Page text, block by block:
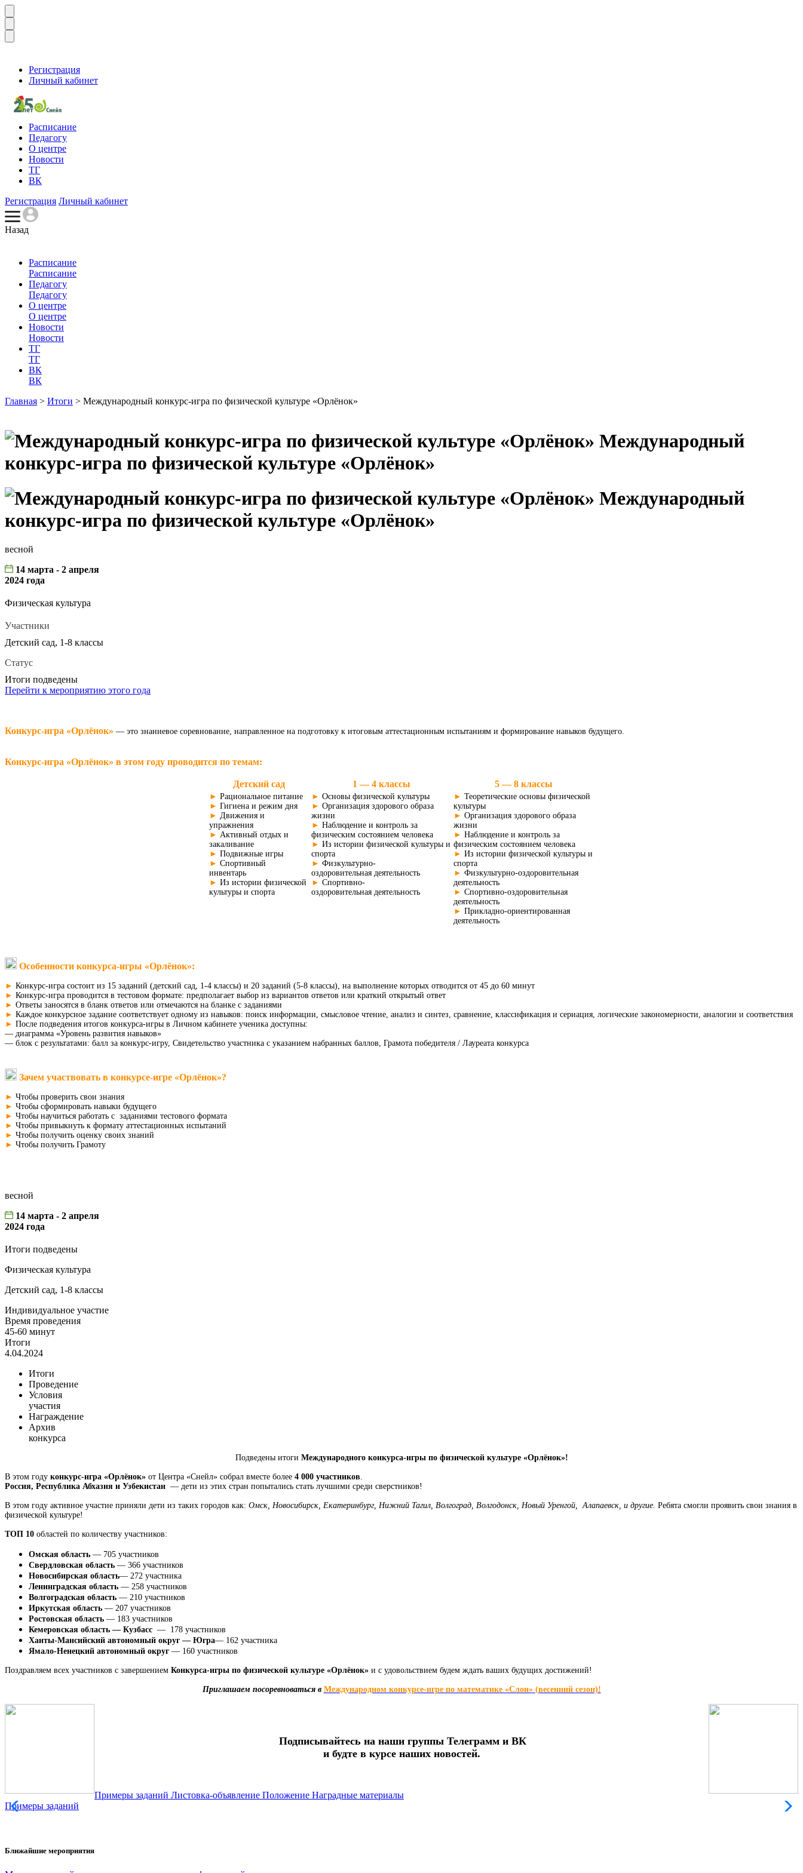
Регистрация
Личный кабинет
Расписание
Педагогу
О центре
Новости
ТГ
ВК
Регистрация Личный кабинет
Назад
Расписание
Расписание
Педагогу
Педагогу
О центре
О центре
Новости
Новости
ТГ
ТГ
ВК
ВК
Главная > Итоги > Международный конкурс-игра по физической культуре «Орлёнок»
Международный
конкурс-игра по физической культуре «Орлёнок»
Международный
конкурс-игра по физической культуре «Орлёнок»
весной
14 марта - 2 апреля
2024 года
Физическая культура
Участники
Детский сад, 1-8 классы
Статус
Итоги подведены
Перейти к мероприятию этого года
Конкурс-игра «Орлёнок» — это знаниевое соревнование, направленное на подготовку к итоговым аттестационным испытаниям и формирование навыков будущего.
Конкурс-игра «Орлёнок» в этом году проводится по темам:
Детский сад 1 — 4 классы 5 — 8 классы
► Рациональное питание​
► Гигиена и режим дня
► Движения и
упражнения
► Активный отдых и
закаливание​
► Подвижные игры
► Спортивный
инвентарь
► Из истории физической
культуры и спорта
► Основы физической культуры​
► Организация здорового образа
жизни
► Наблюдение и контроль за
физическим состоянием человека
► Из истории физической культуры и
спорта
► Физкультурно-
оздоровительная деятельность
► Спортивно-
оздоровительная деятельность
► Теоретические основы физической
культуры
► Организация здорового образа
жизни
► Наблюдение и контроль за
физическим состоянием человека
► Из истории физической культуры и
спорта
► Физкультурно-оздоровительная
деятельность
► Спортивно-оздоровительная
деятельность
► Прикладно-ориентированная
деятельность
Особенности конкурса-игры «Орлёнок»:
► Конкурс-игра состоит из 15 заданий (детский сад, 1-4 классы) и 20 заданий (5-8 классы), на выполнение которых отводится от 45 до 60 минут
► Конкурс-игра проводится в тестовом формате: предполагает выбор из вариантов ответов или краткий открытый ответ
► Ответы заносятся в бланк ответов или отмечаются на бланке с заданиями
► Каждое конкурсное задание соответствует одному из навыков: поиск информации, смысловое чтение, анализ и синтез, сравнение, классификация и сериация, логические закономерности, аналогии и соответствия
► После подведения итогов конкурса-игры в Личном кабинете ученика доступны:
— диаграмма «Уровень развития навыков»
— блок с результатами: балл за конкурс-игру, Свидетельство участника с указанием набранных баллов, Грамота победителя / Лауреата конкурса
Зачем участвовать в конкурсе-игре «Орлёнок»?
► Чтобы проверить свои знания
► Чтобы сформировать навыки будущего
► Чтобы научиться работать с заданиями тестового формата
► Чтобы привыкнуть к формату аттестационных испытаний
► Чтобы получить оценку своих знаний
► Чтобы получить Грамоту
весной
14 марта - 2 апреля
2024 года
Итоги подведены
Физическая культура
Детский сад, 1-8 классы
Индивидуальное участие
Время проведения
45-60 минут
Итоги
4.04.2024
Итоги
Проведение
Условия
участия
Награждение
Архив
конкурса
Подведены итоги Международного конкурса-игры по физической культуре «Орлёнок»!
В этом году конкурс-игра «Орлёнок» от Центра «Снейл» собрал вместе более 4 000 участников.
Россия, Республика Абхазия и Узбекистан — дети из этих стран попытались стать лучшими среди сверстников!
В этом году активное участие приняли дети из таких городов как: Омск, Новосибирск, Екатеринбург, Нижний Тагил, Волгоград, Волгодонск, Новый Уренгой, Алапаевск, и другие. Ребята смогли проявить свои знания в
физической культуре!
ТОП 10 областей по количеству участников:
Омская область — 705 участников
Свердловская область — 366 участников
Новосибирская область— 272 участника
Ленинградская область — 258 участников
Волгоградская область — 210 участников
Иркутская область — 207 участников
Ростовская область — 183 участников
Кемеровская область — Кузбасс — 178 участников
Ханты-Мансийский автономный округ — Югра— 162 участника
Ямало-Ненецкий автономный округ — 160 участников
Поздравляем всех участников с завершением Конкурса-игры по физической культуре «Орлёнок»​ и с удовольствием будем ждать ваших будущих достижений!
Приглашаем посоревноваться в Международном конкурсе-игре по математике «Слон» (весенний сезон)!
Подписывайтесь на наши группы Телеграмм и ВК
и будте в курсе наших новостей.
Примеры заданий Листовка-объявление Положение Наградные материалы
Примеры заданий
Ближайшие мероприятия